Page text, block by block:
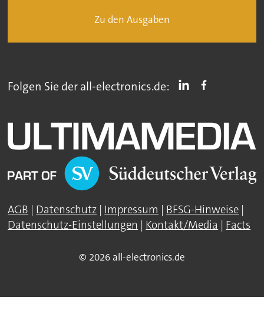
Zu den Ausgaben
Folgen Sie der all-electronics.de:
AGB | Datenschutz | Impressum | BFSG-Hinweise |
Datenschutz-Einstellungen | Kontakt/Media | Facts
© 2026 all-electronics.de